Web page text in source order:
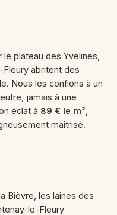
plateau des Yvelines,
abritent des
Nous les confions à un
jamais à une
éclat à 89 € le m²
maîtrisé.
Bièvre, les laines des
le-Fleury